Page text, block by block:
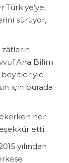
Türkiye’ye,
sürüyor,
Ana Bilim
beyitleriyle
için burada
her
etti.
yılından